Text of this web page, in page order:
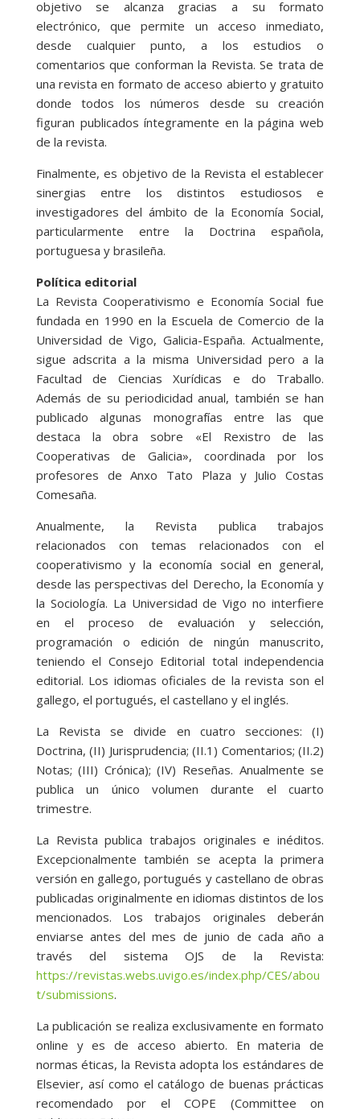
objetivo se alcanza gracias a su formato
electrónico, que permite un acceso inmediato,
desde cualquier punto, a los estudios o
comentarios que conforman la Revista. Se trata de
una revista en formato de acceso abierto y gratuito
donde todos los números desde su creación
figuran publicados íntegramente en la página web
de la revista.
Finalmente, es objetivo de la Revista el establecer
sinergias entre los distintos estudiosos e
investigadores del ámbito de la Economía Social,
particularmente entre la Doctrina española,
portuguesa y brasileña.
Política editorial
La Revista Cooperativismo e Economía Social fue
fundada en 1990 en la Escuela de Comercio de la
Universidad de Vigo, Galicia-España. Actualmente,
sigue adscrita a la misma Universidad pero a la
Facultad de Ciencias Xurídicas e do Traballo.
Además de su periodicidad anual, también se han
publicado algunas monografías entre las que
destaca la obra sobre «El Rexistro de las
Cooperativas de Galicia», coordinada por los
profesores de Anxo Tato Plaza y Julio Costas
Comesaña.
Anualmente, la Revista publica trabajos
relacionados con temas relacionados con el
cooperativismo y la economía social en general,
desde las perspectivas del Derecho, la Economía y
la Sociología. La Universidad de Vigo no interfiere
en el proceso de evaluación y selección,
programación o edición de ningún manuscrito,
teniendo el Consejo Editorial total independencia
editorial. Los idiomas oficiales de la revista son el
gallego, el portugués, el castellano y el inglés.
La Revista se divide en cuatro secciones: (I)
Doctrina, (II) Jurisprudencia; (II.1) Comentarios; (II.2)
Notas; (III) Crónica); (IV) Reseñas. Anualmente se
publica un único volumen durante el cuarto
trimestre.
La Revista publica trabajos originales e inéditos.
Excepcionalmente también se acepta la primera
versión en gallego, portugués y castellano de obras
publicadas originalmente en idiomas distintos de los
mencionados. Los trabajos originales deberán
enviarse antes del mes de junio de cada año a
través del sistema OJS de la Revista:
https://revistas.webs.uvigo.es/index.php/CES/abou
t/submissions.
La publicación se realiza exclusivamente en formato
online y es de acceso abierto. En materia de
normas éticas, la Revista adopta los estándares de
Elsevier, así como el catálogo de buenas prácticas
recomendado por el COPE (Committee on